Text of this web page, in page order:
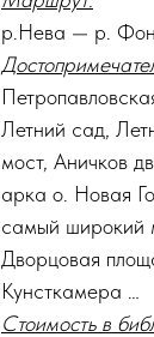
р.Нева — р.
Летний сад,
мост, Аничков
арка о. Новая
самый широкий
Дворцовая
Кунсткамера …
Стоимость в